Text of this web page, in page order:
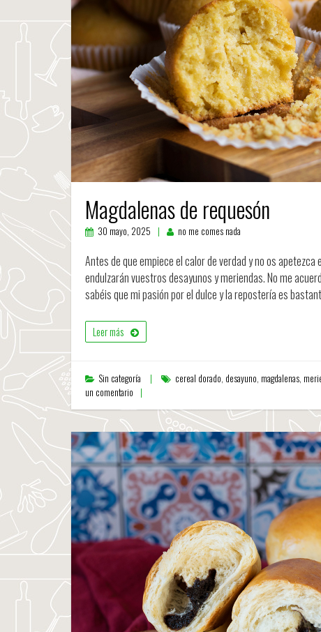
Magdalenas de requesón
30 mayo, 2025 no me comes nada
Antes de que empiece el calor de verdad y no os
endulzarán vuestros desayunos y meriendas. No me
sabéis que mi pasión por el dulce y la repostería es
Leer más
Sin categoría cereal dorado, desayuno, magdalenas,
un comentario